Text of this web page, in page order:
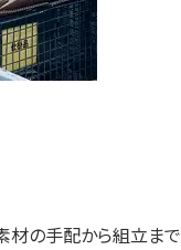
材の手配から組立